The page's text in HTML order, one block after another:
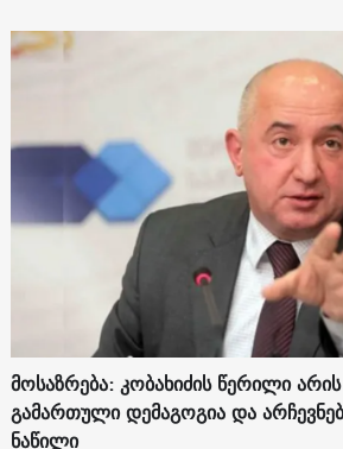
მოსაზრება: კობახიძის წერილი
გამართული დემაგოგია და
ნაწილი